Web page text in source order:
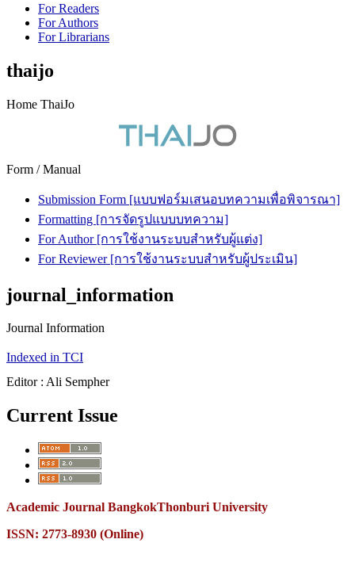
For Readers
For Authors
For Librarians
thaijo
Home ThaiJo
Form / Manual
Submission Form [แบบฟอร์มเสนอบทความเพื่อพิจารณา]
Formatting [การจัดรูปแบบบทความ]
For Author [การใช้งานระบบสำหรับผู้แต่ง]
For Reviewer [การใช้งานระบบสำหรับผู้ประเมิน]
journal_information
Journal Information
Indexed in TCI
Editor : Ali Sempher
Current Issue
Academic Journal BangkokThonburi University
ISSN: 2773-8930 (Online)